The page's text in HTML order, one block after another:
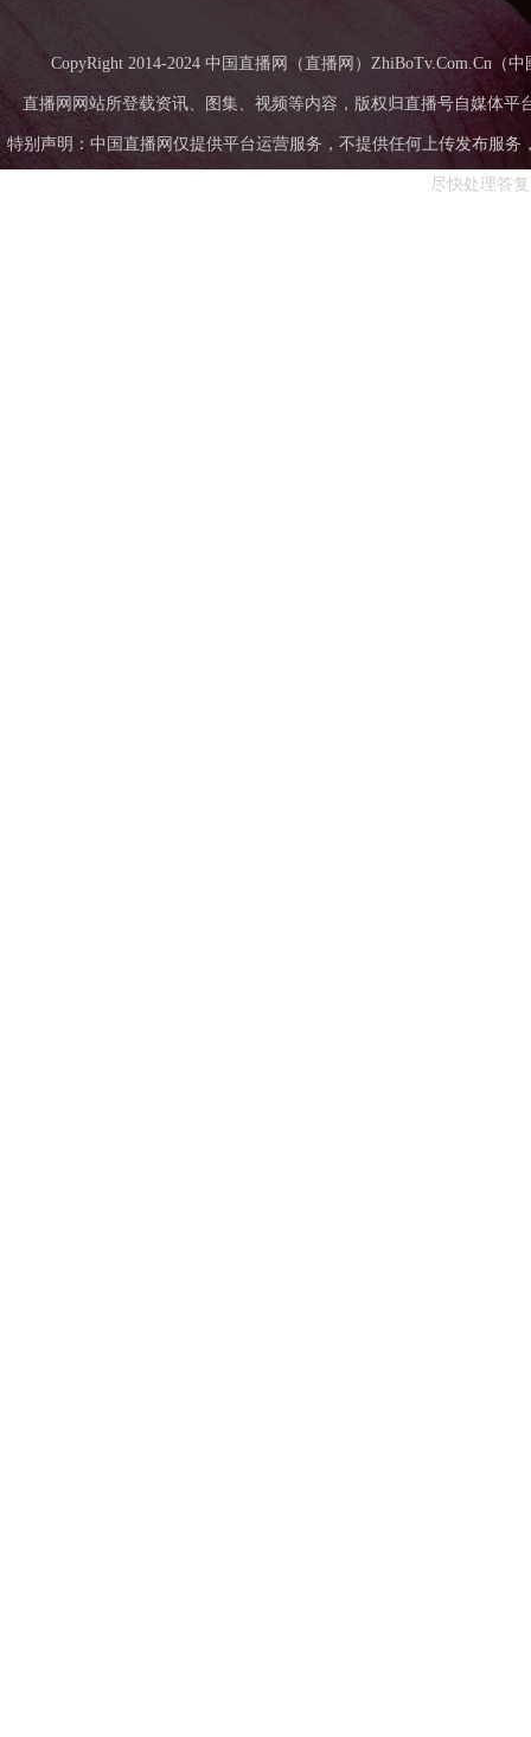
CopyRight 2014-2024 中国直播网（直播网）ZhiBoTv.Com.Cn（
直播网网站所登载资讯、图集、视频等内容，版权归直播号自媒体
特别声明：中国直播网仅提供平台运营服务，不提供任何上传发布服务
尽快处理答